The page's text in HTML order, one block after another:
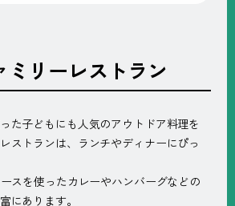
ミリーレストラン
た子どもにも人気のアウトドア料理を
ストランは、ランチやディナーにぴっ
スを使ったカレーやハンバーグなどの
にあります。